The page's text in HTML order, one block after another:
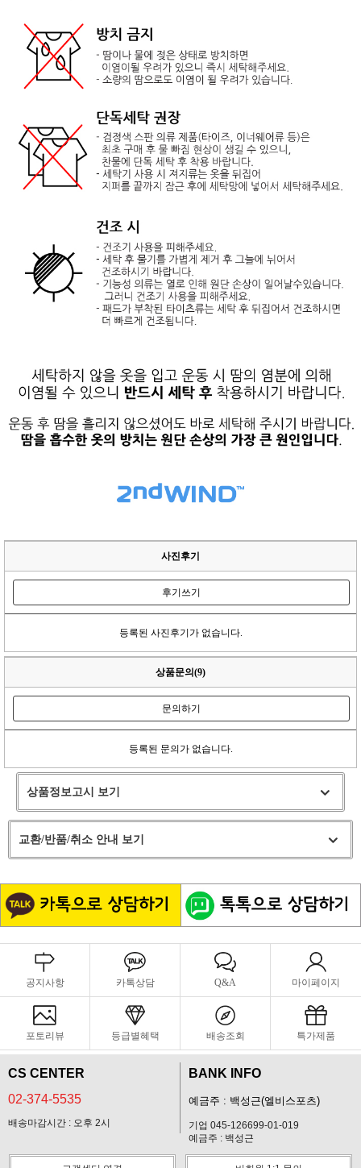
사진후기
후기쓰기
등록된 사진후기가 없습니다.
상품문의(9)
문의하기
등록된 문의가 없습니다.
상품정보고시 보기
교환/반품/취소 안내 보기
공지사항 카톡상담 Q&A 마이페이지
포토리뷰 등급별혜택 배송조회 특가제품
CS CENTER
02-374-5535
배송마감시간 : 오후 2시
BANK INFO
예금주 : 백성근(엘비스포츠)
기업 045-126699-01-019
예금주 : 백성근